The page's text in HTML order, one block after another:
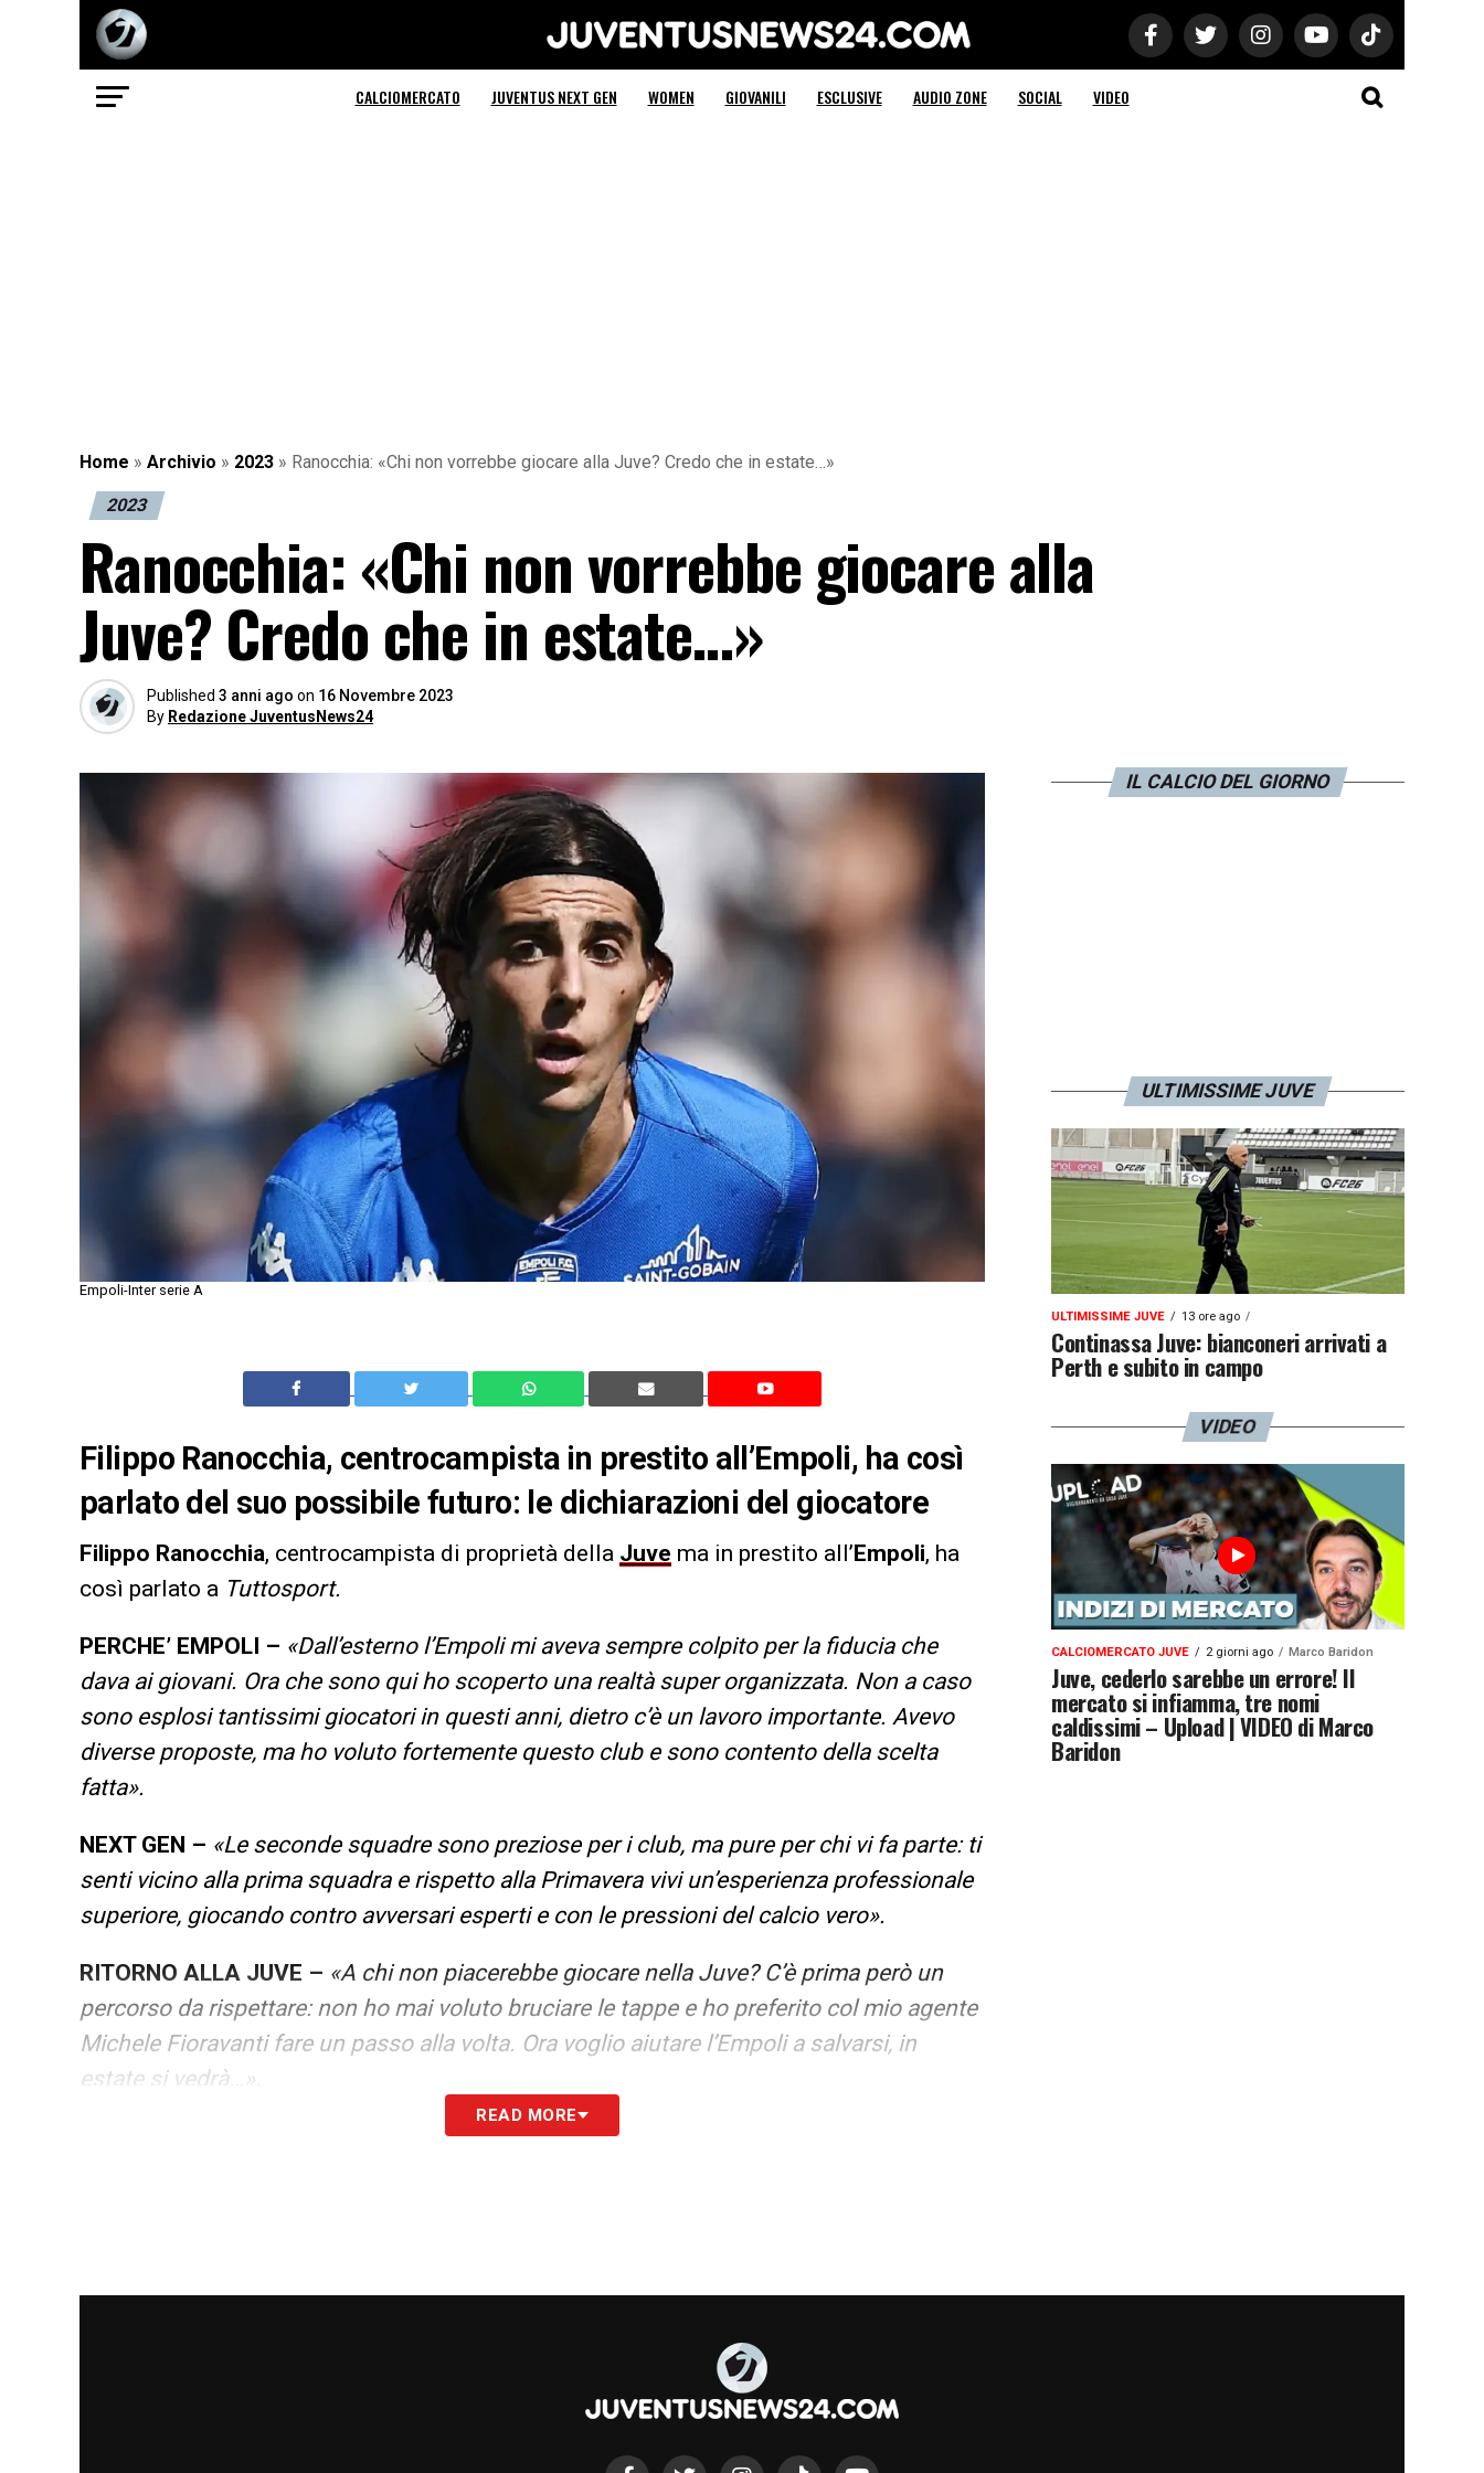
Juventus News 24
CALCIOMERCATO JUVENTUS NEXT GEN WOMEN GIOVANILI ESCLUSIVE AUDIO ZONE SOCIAL VIDEO
Home » Archivio » 2023 » Ranocchia: «Chi non vorrebbe giocare alla Juve? Credo che in estate…»
2023
Ranocchia: «Chi non vorrebbe giocare alla
Juve? Credo che in estate…»
Published 3 anni ago on 16 Novembre 2023
By Redazione JuventusNews24
Empoli-Inter serie A
Filippo Ranocchia, centrocampista in prestito all’Empoli, ha così
parlato del suo possibile futuro: le dichiarazioni del giocatore
Filippo Ranocchia, centrocampista di proprietà della Juve ma in prestito all’Empoli, ha
così parlato a Tuttosport.
PERCHE’ EMPOLI – «Dall’esterno l’Empoli mi aveva sempre colpito per la fiducia che
dava ai giovani. Ora che sono qui ho scoperto una realtà super organizzata. Non a caso
sono esplosi tantissimi giocatori in questi anni, dietro c’è un lavoro importante. Avevo
diverse proposte, ma ho voluto fortemente questo club e sono contento della scelta
fatta».
NEXT GEN – «Le seconde squadre sono preziose per i club, ma pure per chi vi fa parte: ti
senti vicino alla prima squadra e rispetto alla Primavera vivi un’esperienza professionale
superiore, giocando contro avversari esperti e con le pressioni del calcio vero».
RITORNO ALLA JUVE – «A chi non piacerebbe giocare nella Juve? C’è prima però un
percorso da rispettare: non ho mai voluto bruciare le tappe e ho preferito col mio agente
Michele Fioravanti fare un passo alla volta. Ora voglio aiutare l’Empoli a salvarsi, in
estate si vedrà…».
«Può giocarsi lo scudetto fino alla fine. Naturalmente l’Inter è
READ MORE
IL CALCIO DEL GIORNO
ULTIMISSIME JUVE
ULTIMISSIME JUVE 13 ore ago
Continassa Juve: bianconeri arrivati a
Perth e subito in campo
VIDEO
CALCIOMERCATO JUVE 2 giorni ago Marco Baridon
Juve, cederlo sarebbe un errore! Il
mercato si infiamma, tre nomi
caldissimi – Upload | VIDEO di Marco
Baridon